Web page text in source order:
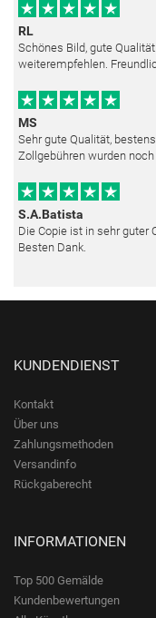
RL
Schönes Bild, gute
weiterempfehlen. Freundlicher Kundendienst. Haben sich sehr bemüht
MS
Sehr gute Qualität,
Zollgebühren wurden
S.A.Batista
Die Copie ist in sehr guter Qualität. Sehr zufrieden.
Besten Dank.
KUNDENDIENST
Kontakt
Über uns
Zahlungsmethoden
Versandinfo
Rückgaberecht
INFORMATIONEN
Top 500 Gemälde
Kundenbewertungen